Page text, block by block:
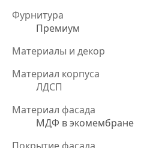
Фурнитура
Премиум
Материалы и декор
Материал корпуса
ЛДСП
Материал фасада
МДФ в экомембране